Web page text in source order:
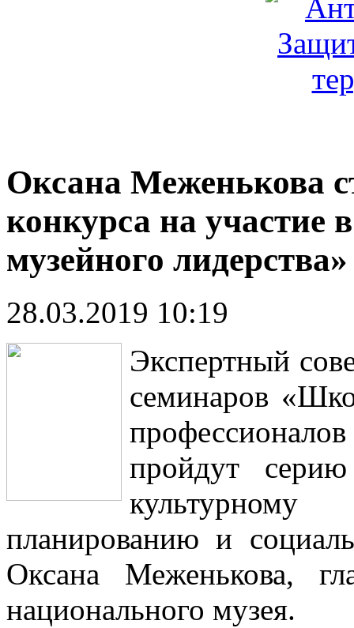
Оксана Меженькова
конкурса на
музейного лидерства»
28.03.2019 10:19
Экспертный
семинаров
пройдут
культурному
планированию и
Оксана Меженькова,
национального музея.